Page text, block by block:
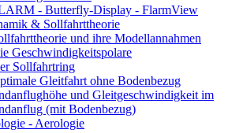
- Butterfly-Display - FlarmView
& Sollfahrttheorie
und ihre Modellannahmen
Geschwindigkeitspolare
Sollfahrtring
Gleitfahrt ohne Bodenbezug
und Gleitgeschwindigkeit im
(mit Bodenbezug)
- Aerologie